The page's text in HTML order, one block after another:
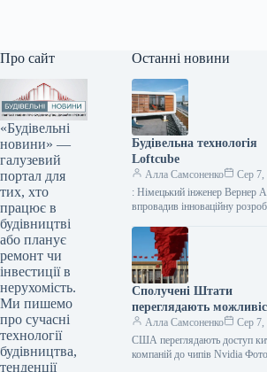
Про сайт
«Будівельні
новини» —
галузевий
портал для
тих, хто
працює в
будівництві
або планує
ремонт чи
інвестиції в
нерухомість.
Ми пишемо
про сучасні
технології
будівництва,
тенденції
Останні новини
Будівельна технологія
Loftcube
Алла Самсоненко
Сер 7,
: Німецький інженер Вернер
впровадив інноваційну
компактні житлові приміщення
лофт. Цей сучасний…
Сполучені Штати
переглядають
доступу китайських
до чіпів Nvidia.
Алла Самсоненко
Сер 7,
США переглядають доступ
компаній до чипів Nvidia